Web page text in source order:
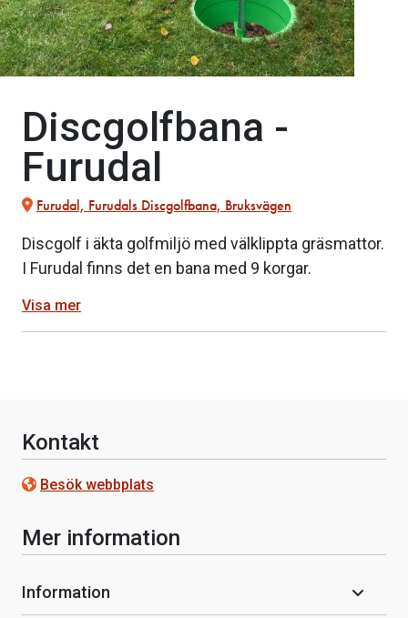
Discgolfbana -
Furudal
Furudal, Furudals Discgolfbana, Bruksvägen
Discgolf i äkta golfmiljö med välklippta gräsmattor.
I Furudal finns det en bana med 9 korgar.
Visa mer
Kontakt
Besök webbplats
Mer information
Information